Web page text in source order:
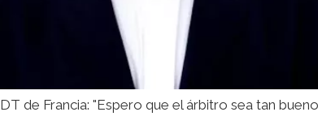
DT de Francia: "Espero que el árbitro sea tan